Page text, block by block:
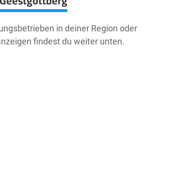
in deiner Region oder
findest du weiter unten.